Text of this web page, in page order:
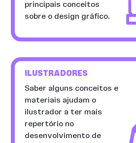
principais conceitos
sobre o design gráfico.
ILUSTRADORES
Saber alguns conceitos e
materiais ajudam o
ilustrador a ter mais
repertório no
desenvolvimento de